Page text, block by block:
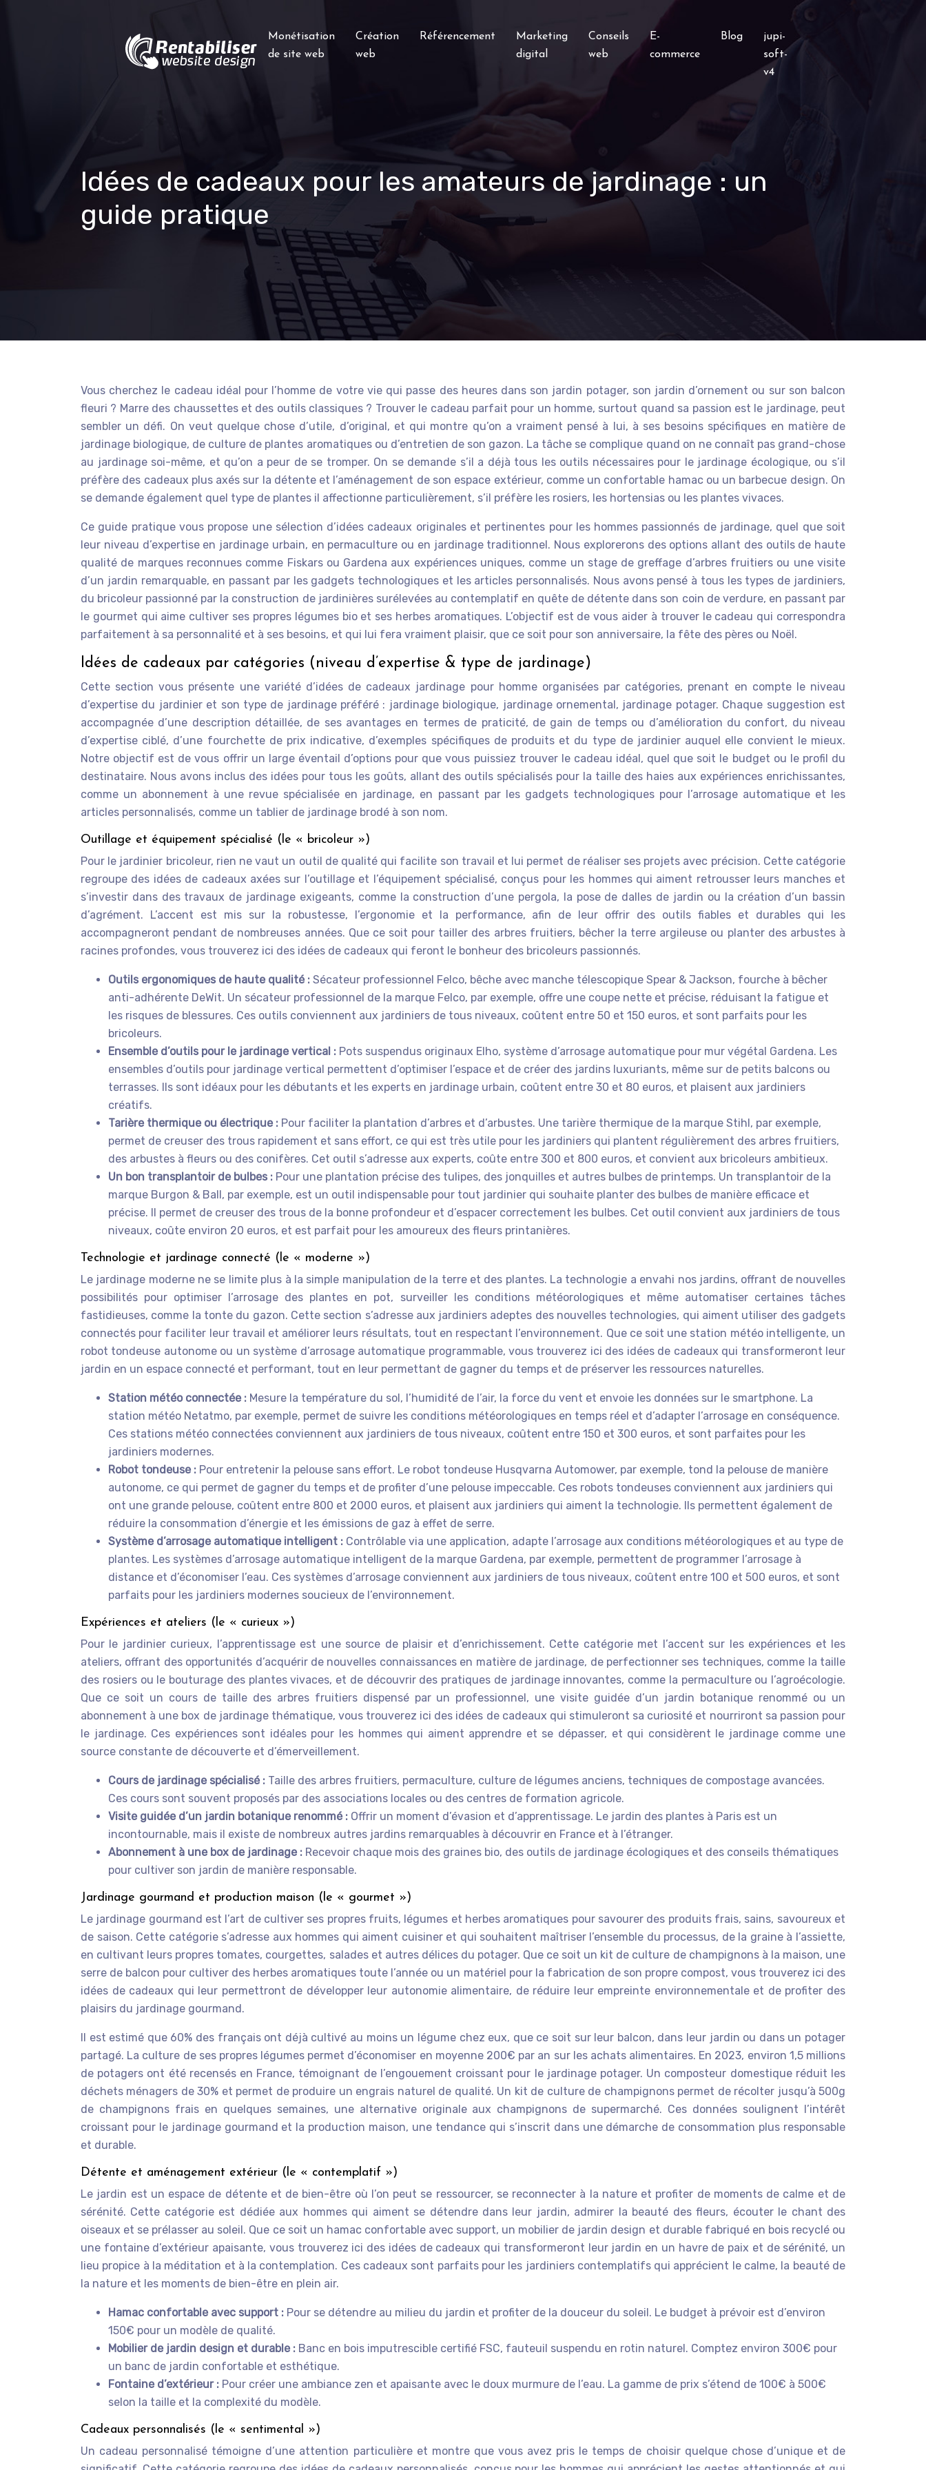
Monétisation
de site web
Création
web
Référencement
Marketing
digital
Conseils
web
E-
commerce
Blog
jupi-
soft-
v4
Idées de cadeaux pour les amateurs de jardinage : un
guide pratique
Vous cherchez le cadeau idéal pour l’homme de votre vie qui passe des heures dans son jardin potager, son jardin d’ornement ou sur son balcon
fleuri ? Marre des chaussettes et des outils classiques ? Trouver le cadeau parfait pour un homme, surtout quand sa passion est le jardinage, peut
sembler un défi. On veut quelque chose d’utile, d’original, et qui montre qu’on a vraiment pensé à lui, à ses besoins spécifiques en matière de
jardinage biologique, de culture de plantes aromatiques ou d’entretien de son gazon. La tâche se complique quand on ne connaît pas grand-chose
au jardinage soi-même, et qu’on a peur de se tromper. On se demande s’il a déjà tous les outils nécessaires pour le jardinage écologique, ou s’il
préfère des cadeaux plus axés sur la détente et l’aménagement de son espace extérieur, comme un confortable hamac ou un barbecue design. On
se demande également quel type de plantes il affectionne particulièrement, s’il préfère les rosiers, les hortensias ou les plantes vivaces.
Ce guide pratique vous propose une sélection d’idées cadeaux originales et pertinentes pour les hommes passionnés de jardinage, quel que soit
leur niveau d’expertise en jardinage urbain, en permaculture ou en jardinage traditionnel. Nous explorerons des options allant des outils de haute
qualité de marques reconnues comme Fiskars ou Gardena aux expériences uniques, comme un stage de greffage d’arbres fruitiers ou une visite
d’un jardin remarquable, en passant par les gadgets technologiques et les articles personnalisés. Nous avons pensé à tous les types de jardiniers,
du bricoleur passionné par la construction de jardinières surélevées au contemplatif en quête de détente dans son coin de verdure, en passant par
le gourmet qui aime cultiver ses propres légumes bio et ses herbes aromatiques. L’objectif est de vous aider à trouver le cadeau qui correspondra
parfaitement à sa personnalité et à ses besoins, et qui lui fera vraiment plaisir, que ce soit pour son anniversaire, la fête des pères ou Noël.
Idées de cadeaux par catégories (niveau d’expertise & type de jardinage)
Cette section vous présente une variété d’idées de cadeaux jardinage pour homme organisées par catégories, prenant en compte le niveau
d’expertise du jardinier et son type de jardinage préféré : jardinage biologique, jardinage ornemental, jardinage potager. Chaque suggestion est
accompagnée d’une description détaillée, de ses avantages en termes de praticité, de gain de temps ou d’amélioration du confort, du niveau
d’expertise ciblé, d’une fourchette de prix indicative, d’exemples spécifiques de produits et du type de jardinier auquel elle convient le mieux.
Notre objectif est de vous offrir un large éventail d’options pour que vous puissiez trouver le cadeau idéal, quel que soit le budget ou le profil du
destinataire. Nous avons inclus des idées pour tous les goûts, allant des outils spécialisés pour la taille des haies aux expériences enrichissantes,
comme un abonnement à une revue spécialisée en jardinage, en passant par les gadgets technologiques pour l’arrosage automatique et les
articles personnalisés, comme un tablier de jardinage brodé à son nom.
Outillage et équipement spécialisé (le « bricoleur »)
Pour le jardinier bricoleur, rien ne vaut un outil de qualité qui facilite son travail et lui permet de réaliser ses projets avec précision. Cette catégorie
regroupe des idées de cadeaux axées sur l’outillage et l’équipement spécialisé, conçus pour les hommes qui aiment retrousser leurs manches et
s’investir dans des travaux de jardinage exigeants, comme la construction d’une pergola, la pose de dalles de jardin ou la création d’un bassin
d’agrément. L’accent est mis sur la robustesse, l’ergonomie et la performance, afin de leur offrir des outils fiables et durables qui les
accompagneront pendant de nombreuses années. Que ce soit pour tailler des arbres fruitiers, bêcher la terre argileuse ou planter des arbustes à
racines profondes, vous trouverez ici des idées de cadeaux qui feront le bonheur des bricoleurs passionnés.
Outils ergonomiques de haute qualité : Sécateur professionnel Felco, bêche avec manche télescopique Spear & Jackson, fourche à bêcher
anti-adhérente DeWit. Un sécateur professionnel de la marque Felco, par exemple, offre une coupe nette et précise, réduisant la fatigue et
les risques de blessures. Ces outils conviennent aux jardiniers de tous niveaux, coûtent entre 50 et 150 euros, et sont parfaits pour les
bricoleurs.
Ensemble d’outils pour le jardinage vertical : Pots suspendus originaux Elho, système d’arrosage automatique pour mur végétal Gardena. Les
ensembles d’outils pour jardinage vertical permettent d’optimiser l’espace et de créer des jardins luxuriants, même sur de petits balcons ou
terrasses. Ils sont idéaux pour les débutants et les experts en jardinage urbain, coûtent entre 30 et 80 euros, et plaisent aux jardiniers
créatifs.
Tarière thermique ou électrique : Pour faciliter la plantation d’arbres et d’arbustes. Une tarière thermique de la marque Stihl, par exemple,
permet de creuser des trous rapidement et sans effort, ce qui est très utile pour les jardiniers qui plantent régulièrement des arbres fruitiers,
des arbustes à fleurs ou des conifères. Cet outil s’adresse aux experts, coûte entre 300 et 800 euros, et convient aux bricoleurs ambitieux.
Un bon transplantoir de bulbes : Pour une plantation précise des tulipes, des jonquilles et autres bulbes de printemps. Un transplantoir de la
marque Burgon & Ball, par exemple, est un outil indispensable pour tout jardinier qui souhaite planter des bulbes de manière efficace et
précise. Il permet de creuser des trous de la bonne profondeur et d’espacer correctement les bulbes. Cet outil convient aux jardiniers de tous
niveaux, coûte environ 20 euros, et est parfait pour les amoureux des fleurs printanières.
Technologie et jardinage connecté (le « moderne »)
Le jardinage moderne ne se limite plus à la simple manipulation de la terre et des plantes. La technologie a envahi nos jardins, offrant de nouvelles
possibilités pour optimiser l’arrosage des plantes en pot, surveiller les conditions météorologiques et même automatiser certaines tâches
fastidieuses, comme la tonte du gazon. Cette section s’adresse aux jardiniers adeptes des nouvelles technologies, qui aiment utiliser des gadgets
connectés pour faciliter leur travail et améliorer leurs résultats, tout en respectant l’environnement. Que ce soit une station météo intelligente, un
robot tondeuse autonome ou un système d’arrosage automatique programmable, vous trouverez ici des idées de cadeaux qui transformeront leur
jardin en un espace connecté et performant, tout en leur permettant de gagner du temps et de préserver les ressources naturelles.
Station météo connectée : Mesure la température du sol, l’humidité de l’air, la force du vent et envoie les données sur le smartphone. La
station météo Netatmo, par exemple, permet de suivre les conditions météorologiques en temps réel et d’adapter l’arrosage en conséquence.
Ces stations météo connectées conviennent aux jardiniers de tous niveaux, coûtent entre 150 et 300 euros, et sont parfaites pour les
jardiniers modernes.
Robot tondeuse : Pour entretenir la pelouse sans effort. Le robot tondeuse Husqvarna Automower, par exemple, tond la pelouse de manière
autonome, ce qui permet de gagner du temps et de profiter d’une pelouse impeccable. Ces robots tondeuses conviennent aux jardiniers qui
ont une grande pelouse, coûtent entre 800 et 2000 euros, et plaisent aux jardiniers qui aiment la technologie. Ils permettent également de
réduire la consommation d’énergie et les émissions de gaz à effet de serre.
Système d’arrosage automatique intelligent : Contrôlable via une application, adapte l’arrosage aux conditions météorologiques et au type de
plantes. Les systèmes d’arrosage automatique intelligent de la marque Gardena, par exemple, permettent de programmer l’arrosage à
distance et d’économiser l’eau. Ces systèmes d’arrosage conviennent aux jardiniers de tous niveaux, coûtent entre 100 et 500 euros, et sont
parfaits pour les jardiniers modernes soucieux de l’environnement.
Expériences et ateliers (le « curieux »)
Pour le jardinier curieux, l’apprentissage est une source de plaisir et d’enrichissement. Cette catégorie met l’accent sur les expériences et les
ateliers, offrant des opportunités d’acquérir de nouvelles connaissances en matière de jardinage, de perfectionner ses techniques, comme la taille
des rosiers ou le bouturage des plantes vivaces, et de découvrir des pratiques de jardinage innovantes, comme la permaculture ou l’agroécologie.
Que ce soit un cours de taille des arbres fruitiers dispensé par un professionnel, une visite guidée d’un jardin botanique renommé ou un
abonnement à une box de jardinage thématique, vous trouverez ici des idées de cadeaux qui stimuleront sa curiosité et nourriront sa passion pour
le jardinage. Ces expériences sont idéales pour les hommes qui aiment apprendre et se dépasser, et qui considèrent le jardinage comme une
source constante de découverte et d’émerveillement.
Cours de jardinage spécialisé : Taille des arbres fruitiers, permaculture, culture de légumes anciens, techniques de compostage avancées.
Ces cours sont souvent proposés par des associations locales ou des centres de formation agricole.
Visite guidée d’un jardin botanique renommé : Offrir un moment d’évasion et d’apprentissage. Le jardin des plantes à Paris est un
incontournable, mais il existe de nombreux autres jardins remarquables à découvrir en France et à l’étranger.
Abonnement à une box de jardinage : Recevoir chaque mois des graines bio, des outils de jardinage écologiques et des conseils thématiques
pour cultiver son jardin de manière responsable.
Jardinage gourmand et production maison (le « gourmet »)
Le jardinage gourmand est l’art de cultiver ses propres fruits, légumes et herbes aromatiques pour savourer des produits frais, sains, savoureux et
de saison. Cette catégorie s’adresse aux hommes qui aiment cuisiner et qui souhaitent maîtriser l’ensemble du processus, de la graine à l’assiette,
en cultivant leurs propres tomates, courgettes, salades et autres délices du potager. Que ce soit un kit de culture de champignons à la maison, une
serre de balcon pour cultiver des herbes aromatiques toute l’année ou un matériel pour la fabrication de son propre compost, vous trouverez ici des
idées de cadeaux qui leur permettront de développer leur autonomie alimentaire, de réduire leur empreinte environnementale et de profiter des
plaisirs du jardinage gourmand.
Il est estimé que 60% des français ont déjà cultivé au moins un légume chez eux, que ce soit sur leur balcon, dans leur jardin ou dans un potager
partagé. La culture de ses propres légumes permet d’économiser en moyenne 200€ par an sur les achats alimentaires. En 2023, environ 1,5 millions
de potagers ont été recensés en France, témoignant de l’engouement croissant pour le jardinage potager. Un composteur domestique réduit les
déchets ménagers de 30% et permet de produire un engrais naturel de qualité. Un kit de culture de champignons permet de récolter jusqu’à 500g
de champignons frais en quelques semaines, une alternative originale aux champignons de supermarché. Ces données soulignent l’intérêt
croissant pour le jardinage gourmand et la production maison, une tendance qui s’inscrit dans une démarche de consommation plus responsable
et durable.
Détente et aménagement extérieur (le « contemplatif »)
Le jardin est un espace de détente et de bien-être où l’on peut se ressourcer, se reconnecter à la nature et profiter de moments de calme et de
sérénité. Cette catégorie est dédiée aux hommes qui aiment se détendre dans leur jardin, admirer la beauté des fleurs, écouter le chant des
oiseaux et se prélasser au soleil. Que ce soit un hamac confortable avec support, un mobilier de jardin design et durable fabriqué en bois recyclé ou
une fontaine d’extérieur apaisante, vous trouverez ici des idées de cadeaux qui transformeront leur jardin en un havre de paix et de sérénité, un
lieu propice à la méditation et à la contemplation. Ces cadeaux sont parfaits pour les jardiniers contemplatifs qui apprécient le calme, la beauté de
la nature et les moments de bien-être en plein air.
Hamac confortable avec support : Pour se détendre au milieu du jardin et profiter de la douceur du soleil. Le budget à prévoir est d’environ
150€ pour un modèle de qualité.
Mobilier de jardin design et durable : Banc en bois imputrescible certifié FSC, fauteuil suspendu en rotin naturel. Comptez environ 300€ pour
un banc de jardin confortable et esthétique.
Fontaine d’extérieur : Pour créer une ambiance zen et apaisante avec le doux murmure de l’eau. La gamme de prix s’étend de 100€ à 500€
selon la taille et la complexité du modèle.
Cadeaux personnalisés (le « sentimental »)
Un cadeau personnalisé témoigne d’une attention particulière et montre que vous avez pris le temps de choisir quelque chose d’unique et de